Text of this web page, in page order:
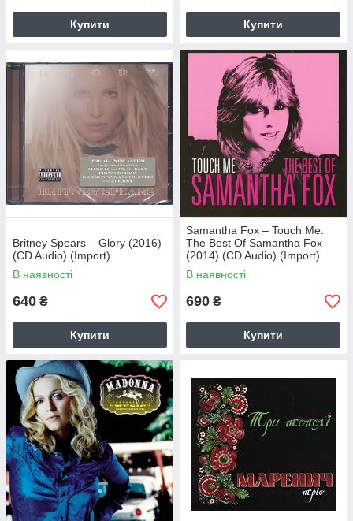
Купити Купити
Britney Spears – Glory (2016)
(CD Audio) (Import)
В наявності
640 ₴
Купити
Samantha Fox – Touch Me:
The Best Of Samantha Fox
(2014) (CD Audio) (Import)
В наявності
690 ₴
Купити